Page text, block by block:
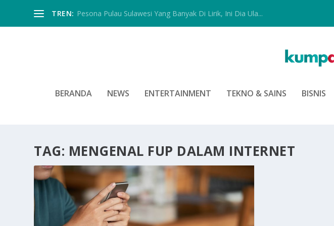
TREN: Pesona Pulau Sulawesi Yang Banyak Di Lirik, Ini Dia Ula...
BERANDA NEWS ENTERTAINMENT TEKNO & SAINS BISNIS
TAG: MENGENAL FUP DALAM INTERNET